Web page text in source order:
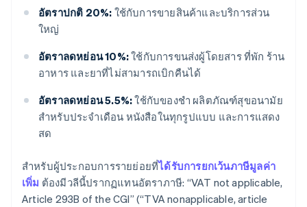
อัตราปกติ 20%: ใช้กับการขายสินค้าและบริการส่วน
ใหญ่
อัตราลดหย่อน 10%:ใช้กับการขนส่งผู้โดยสาร ที่พัก ร้าน
อาหาร และยาที่ไม่สามารถเบิกคืนได้
อัตราลดหย่อน 5.5%:ใช้กับของชำ ผลิตภัณฑ์สุขอนามัย
สำหรับประจำเดือน หนังสือในทุกรูปแบบ และการแสดง
สด
สำหรับผู้ประกอบการรายย่อยที่ได้รับการยกเว้นภาษีมูลค่า
เพิ่ม ต้องมีวลีนี้ปรากฏแทนอัตราภาษี: “VAT not applicable,
Article 293B of the CGI” (“TVA nonapplicable, article